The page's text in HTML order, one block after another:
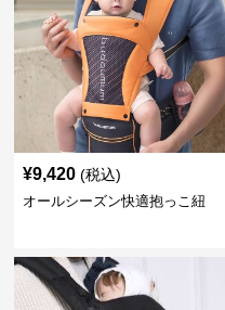
¥9,420 (税込)
オールシーズン快適抱っこ紐